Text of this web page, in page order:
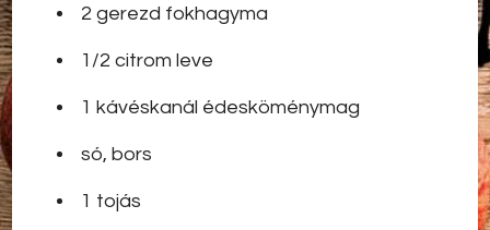
2 gerezd fokhagyma
1/2 citrom leve
1 kávéskanál édesköménymag
só, bors
1 tojás